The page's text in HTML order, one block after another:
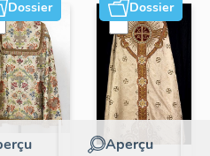
Dossier Dossier
Aperçu